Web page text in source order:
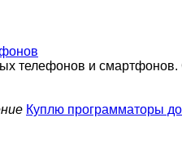
телефонов и
Куплю программаторы